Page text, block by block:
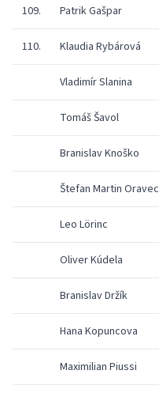
109. Patrik Gašpar
110. Klaudia Rybárová
Vladimír Slanina
Tomáš Šavol
Branislav Knoško
Štefan Martin Oravec
Leo Lörinc
Oliver Kúdela
Branislav Držík
Hana Kopuncova
Maximilian Piussi